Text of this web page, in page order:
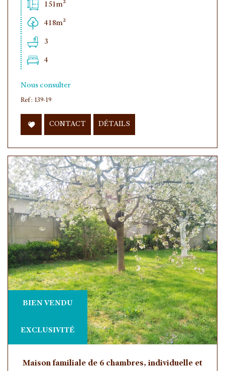
151m²
418m²
3
4
Nous consulter
Ref : 139-19
CONTACT DÉTAILS
BIEN VENDU
EXCLUSIVITÉ
Maison familiale de 6 chambres, individuelle et